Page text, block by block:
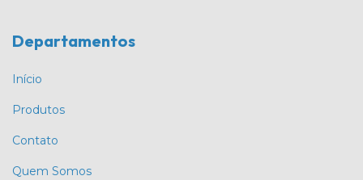
Departamentos
Início
Produtos
Contato
Quem Somos